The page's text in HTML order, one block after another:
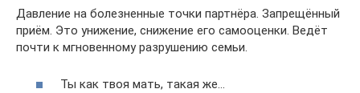
Давление на болезненные точки партнёра. Запрещённый
приём. Это унижение, снижение его самооценки. Ведёт
почти к мгновенному разрушению семьи.
Ты как твоя мать, такая же…